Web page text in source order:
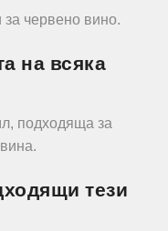
червено вино.
на всяка
подходяща за
тези